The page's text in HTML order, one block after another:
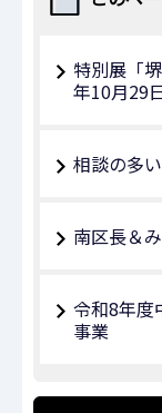
特別展「
年10月29
相談の多
南区長＆
令和8年度
事業